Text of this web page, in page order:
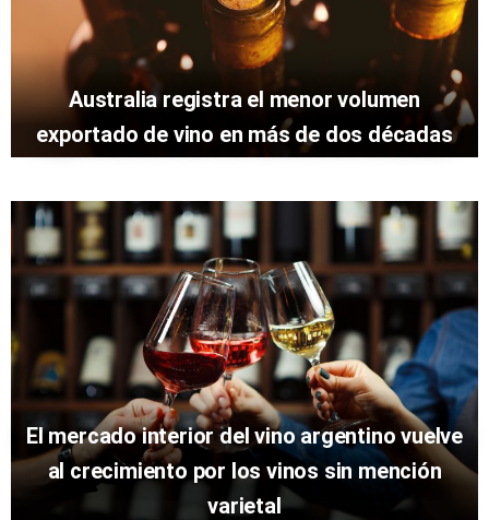
Australia registra el menor volumen
exportado de vino en más de dos décadas
El mercado interior del vino argentino vuelve
al crecimiento por los vinos sin mención
varietal